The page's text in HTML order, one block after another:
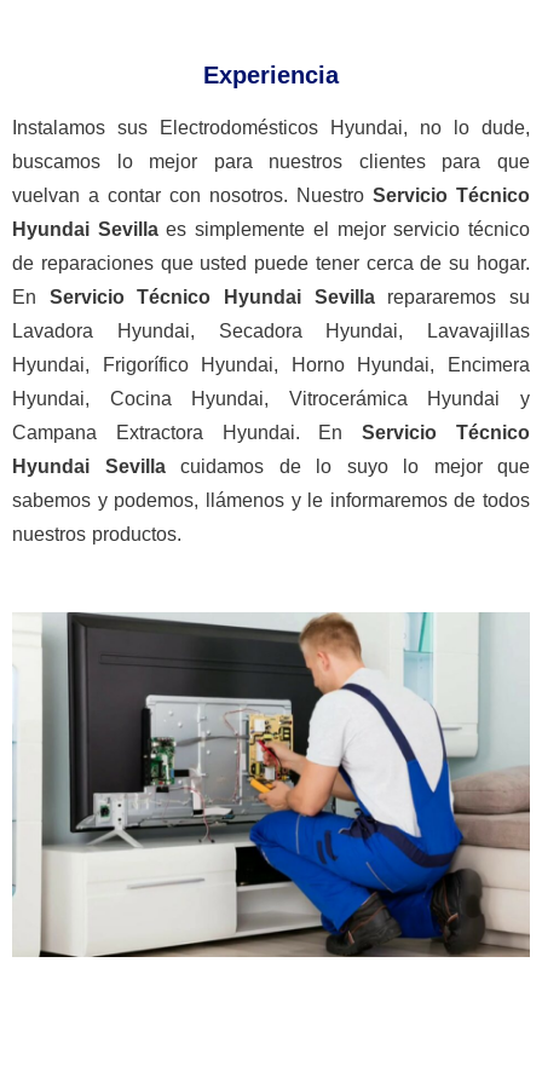
Experiencia
Instalamos sus Electrodomésticos Hyundai, no lo dude,
buscamos lo mejor para nuestros clientes para que
vuelvan a contar con nosotros. Nuestro Servicio Técnico
Hyundai Sevillaes simplemente el mejor servicio técnico
de reparaciones que usted puede tener cerca de su hogar.
En Servicio Técnico Hyundai Sevillarepararemos su
Lavadora Hyundai, Secadora Hyundai, Lavavajillas
Hyundai, Frigorífico Hyundai, Horno Hyundai, Encimera
Hyundai, Cocina Hyundai, Vitrocerámica Hyundai y
Campana Extractora Hyundai. EnServicio Técnico
Hyundai Sevilla cuidamos de lo suyo lo mejor que
sabemos y podemos, llámenos y le informaremos de todos
nuestros productos.